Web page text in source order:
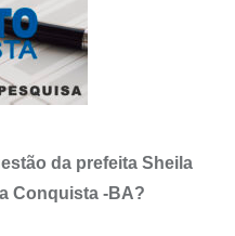
da prefeita Sheila
Conquista -BA?